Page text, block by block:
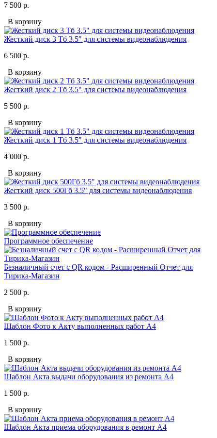
7 500 р.
В корзину
Жесткий диск 3 Тб 3.5" для системы видеонаблюдения
6 500 р.
В корзину
Жесткий диск 2 Тб 3.5" для системы видеонаблюдения
5 500 р.
В корзину
Жесткий диск 1 Тб 3.5" для системы видеонаблюдения
4 000 р.
В корзину
Жесткий диск 500Гб 3.5" для системы видеонаблюдения
3 500 р.
В корзину
Программное обеспечение
Безналичный счет с QR кодом - Расширенный Отчет для
Тирика-Магазин
2 500 р.
В корзину
Шаблон Фото к Акту выполненных работ А4
1 500 р.
В корзину
Шаблон Акта выдачи оборудования из ремонта А4
1 500 р.
В корзину
Шаблон Акта приема оборудования в ремонт А4